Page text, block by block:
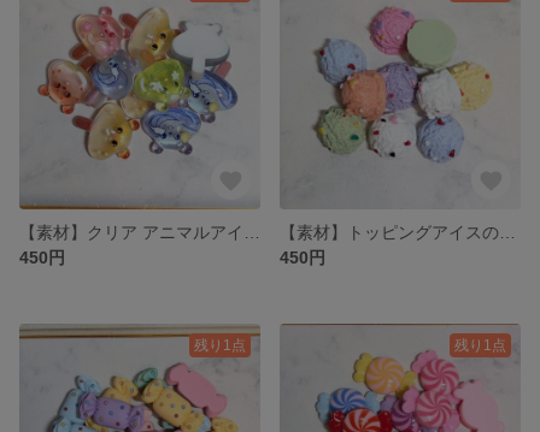
450円
450円
残り1点 残り1点